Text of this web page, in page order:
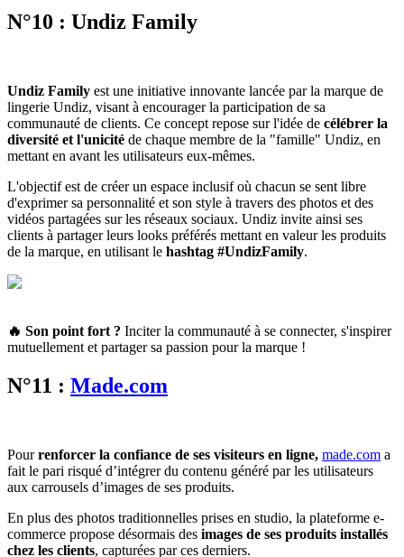
N°10 : Undiz Family
Undiz Family est une initiative innovante lancée par la marque de
lingerie Undiz, visant à encourager la participation de sa
communauté de clients. Ce concept repose sur l'idée de célébrer la
diversité et l'unicité de chaque membre de la "famille" Undiz, en
mettant en avant les utilisateurs eux-mêmes.
L'objectif est de créer un espace inclusif où chacun se sent libre
d'exprimer sa personnalité et son style à travers des photos et des
vidéos partagées sur les réseaux sociaux. Undiz invite ainsi ses
clients à partager leurs looks préférés mettant en valeur les produits
de la marque, en utilisant le hashtag #UndizFamily.
🔥 Son point fort ? Inciter la communauté à se connecter, s'inspirer
mutuellement et partager sa passion pour la marque !
N°11 : Made.com
Pourrenforcer la confiance de ses visiteurs en ligne, made.com a
fait le pari risqué d’intégrer du contenu généré par les utilisateurs
aux carrousels d’images de ses produits.
En plus des photos traditionnelles prises en studio, la plateforme e-
commerce propose désormais des images de ses produits installés
chez les clients, capturées par ces derniers.